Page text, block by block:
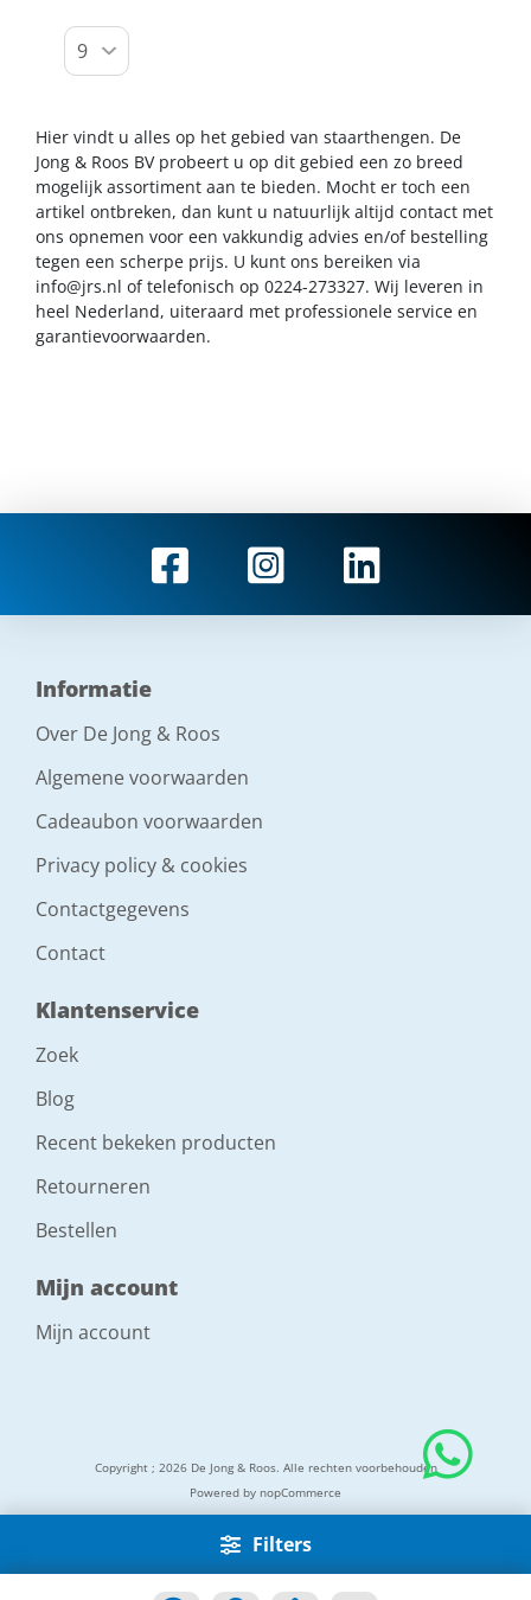
Filters
Hier vindt u alles op het gebied van staarthengen. De
Jong & Roos BV probeert u op dit gebied een zo breed
mogelijk assortiment aan te bieden. Mocht er toch een
artikel ontbreken, dan kunt u natuurlijk altijd contact met
ons opnemen voor een vakkundig advies en/of bestelling
tegen een scherpe prijs. U kunt ons bereiken via
info@jrs.nl of telefonisch op 0224-273327. Wij leveren in
heel Nederland, uiteraard met professionele service en
garantievoorwaarden.
Informatie
Over De Jong & Roos
Algemene voorwaarden
Cadeaubon voorwaarden
Privacy policy & cookies
Contactgegevens
Contact
Klantenservice
Zoek
Blog
Recent bekeken producten
Retourneren
Bestellen
Mijn account
Mijn account
Copyright ; 2026 De Jong & Roos. Alle rechten voorbehouden
Powered by nopCommerce